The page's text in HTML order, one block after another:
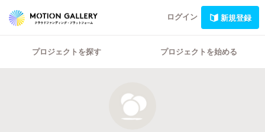
ログイン 新規登録
プロジェクトを探す プロジェクトを始める